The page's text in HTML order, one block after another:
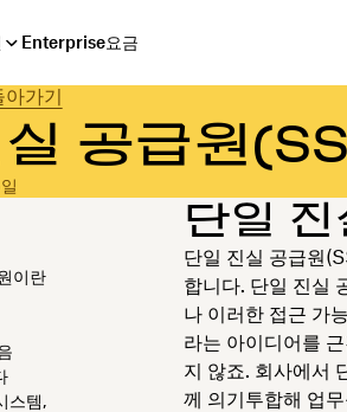
Enterprise요금
가기
공급원
이란
스템,
단일
단일 진실 공급원
합니다. 단일 진실
나 이러한 접근 가
라는 아이디어를
지 않죠. 회사에서
께 의기투합해 업